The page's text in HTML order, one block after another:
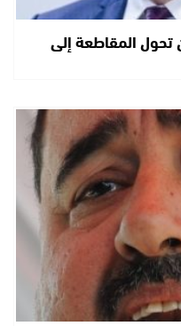
المقاطعة إلى